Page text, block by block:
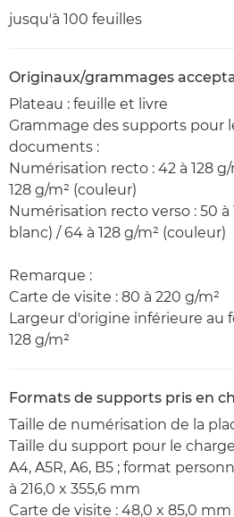
jusqu'à 100 feuilles
Originaux/grammages
Plateau : feuille et livre
Grammage des supports pour
documents :
Numérisation recto : 42 à 128
128 g/m² (couleur)
Numérisation recto verso : 50 à
blanc) / 64 à 128 g/m² (couleur)
Remarque :
Carte de visite : 80 à 220 g/m²
Largeur d'origine inférieure au
128 g/m²
Formats de supports pris en
Taille de numérisation de la
Taille du support pour le
A4, A5R, A6, B5 ; format
à 216,0 x 355,6 mm
Carte de visite : 48,0 x 85,0 mm